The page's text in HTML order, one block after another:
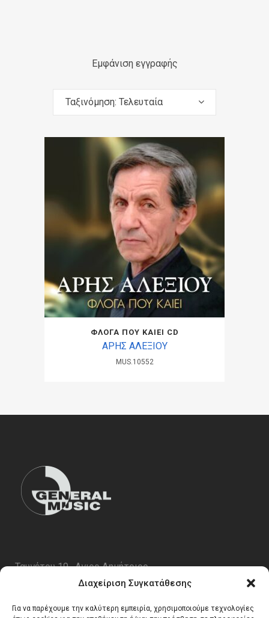
Διαχείριση Συγκατάθεσης
Για να παρέχουμε την καλύτερη εμπειρία, χρησιμοποιούμε τεχνολογίες
Εμφάνιση εγγραφής
Ταξινόμηση: Τελευταία
ΦΛΟΓΑ ΠΟΥ ΚΑΙΕΙ CD
ΑΡΗΣ ΑΛΕΞΙΟΥ
MUS.10552
Ταυγέτου 19 , Αγιος Δημήτριος
email:info@generalmusic.gr